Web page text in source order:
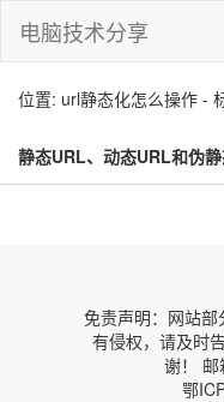
电脑技术分享
位置: url静态化怎么操作 -
静态URL、动态URL和伪
怎么操作)
免责声明：网站
有侵权，请及时
谢！
鄂